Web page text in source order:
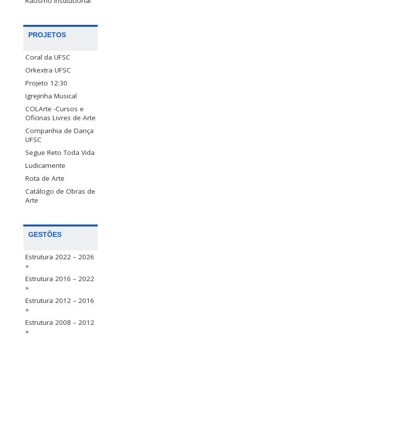
PROJETOS
Coral da UFSC
Orkextra UFSC
Projeto 12:30
Igrejinha Musical
COLArte -Cursos e
Oficinas Livres de Arte
Companhia de Dança
UFSC
Segue Reto Toda Vida
Ludicamente
Rota de Arte
Catálogo de Obras de
Arte
GESTÕES
Estrutura 2022 – 2026
»
Estrutura 2016 – 2022
»
Estrutura 2012 – 2016
»
Estrutura 2008 – 2012
»